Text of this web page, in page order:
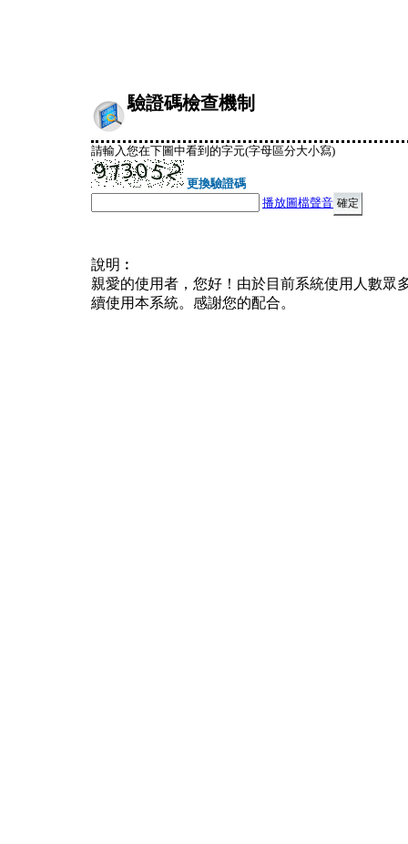
驗證碼檢查機制
請輸入您在下圖中看到的字元(字母區分大小寫)
更換驗證碼
播放圖檔聲音
說明︰
親愛的使用者，您好！由於目前系統使用人數眾
續使用本系統。感謝您的配合。